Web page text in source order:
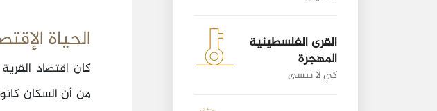
الحياة
كان اقتصاد
القرى الفلسطينية
المهجرة
كي لا ننسى